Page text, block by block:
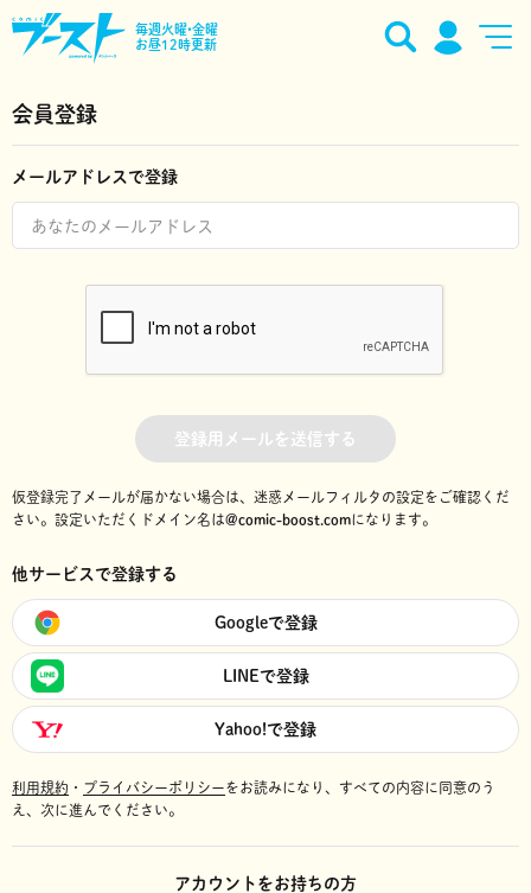
毎週火曜•金曜
お昼12時更新
会員登録
メールアドレスで登録
登録用メールを送信する
仮登録完了メールが届かない場合は、迷惑メールフィルタの設定をご確認くだ
さい。 設定いただくドメイン名は@comic-boost.comになります。
他サービスで登録する
Googleで登録
LINEで登録
Yahoo!で登録
利用規約 ・ プライバシーポリシーをお読みになり、 すべての内容に同意のう
え、次に進んでください。
アカウントをお持ちの方